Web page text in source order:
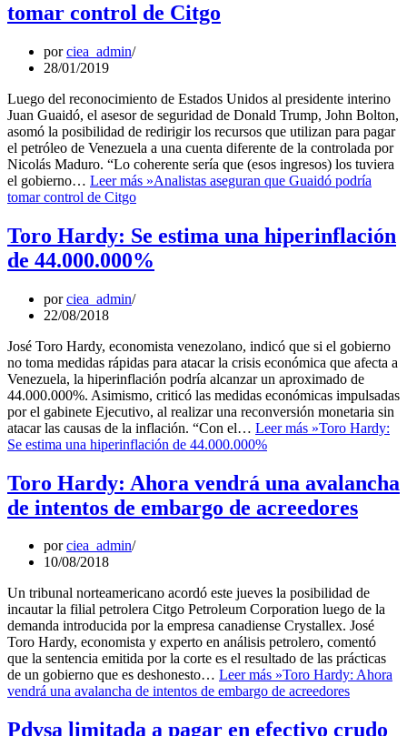
tomar control de Citgo
porciea_admin
28/01/2019
Luego del reconocimiento de Estados Unidos al presidente interino
Juan Guaidó, el asesor de seguridad de Donald Trump, John Bolton,
asomó la posibilidad de redirigir los recursos que utilizan para pagar
el petróleo de Venezuela a una cuenta diferente de la controlada por
Nicolás Maduro. “Lo coherente sería que (esos ingresos) los tuviera
el gobierno… Leer más »Analistas aseguran que Guaidó podría
tomar control de Citgo
Toro Hardy: Se estima una hiperinflación
de 44.000.000%
porciea_admin
22/08/2018
José Toro Hardy, economista venezolano, indicó que si el gobierno
no toma medidas rápidas para atacar la crisis económica que afecta a
Venezuela, la hiperinflación podría alcanzar un aproximado de
44.000.000%. Asimismo, criticó las medidas económicas impulsadas
por el gabinete Ejecutivo, al realizar una reconversión monetaria sin
atacar las causas de la inflación. “Con el… Leer más »Toro Hardy:
Se estima una hiperinflación de 44.000.000%
Toro Hardy: Ahora vendrá una avalancha
de intentos de embargo de acreedores
porciea_admin
10/08/2018
Un tribunal norteamericano acordó este jueves la posibilidad de
incautar la filial petrolera Citgo Petroleum Corporation luego de la
demanda introducida por la empresa canadiense Crystallex. José
Toro Hardy, economista y experto en análisis petrolero, comentó
que la sentencia emitida por la corte es el resultado de las prácticas
de un gobierno que es deshonesto… Leer más »Toro Hardy: Ahora
vendrá una avalancha de intentos de embargo de acreedores
Pdvsa limitada a pagar en efectivo crudo